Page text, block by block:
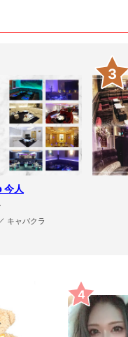
人
キャバクラ
3
4